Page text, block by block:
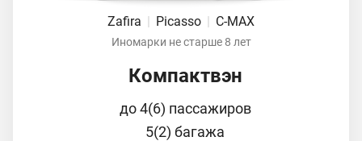
Zafira | Picasso | C-MAX
Иномарки не старше 8 лет
Компактвэн
до 4(6) пассажиров
5(2) багажа